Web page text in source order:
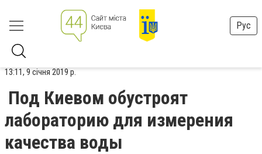
Рус
13:11, 9 січня 2019 р.
Под Киевом обустроят
лабораторию для измерения
качества воды